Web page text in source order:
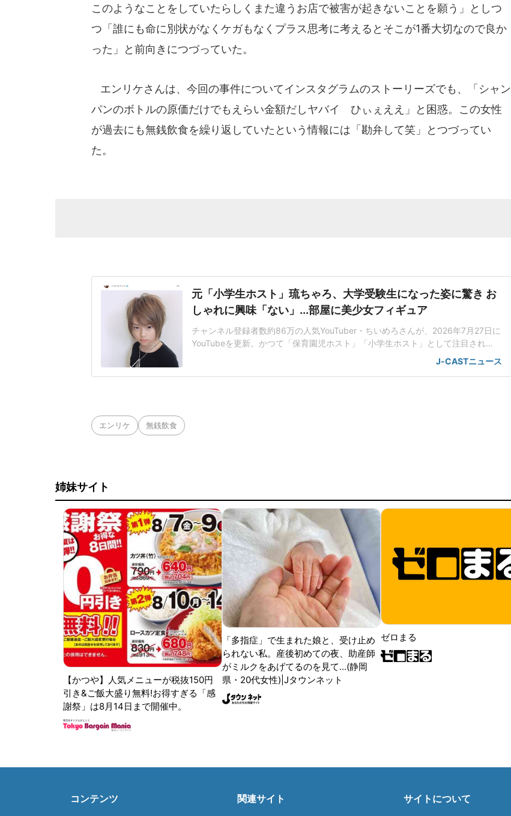
このようなことをしていたらしくまた違うお店で被害が起きないことを願う」としつ
つ「誰にも命に別状がなくケガもなくプラス思考に考えるとそこが1番大切なので良か
った」と前向きにつづっていた。
エンリケさんは、今回の事件についてインスタグラムのストーリーズでも、「シャン
パンのボトルの原価だけでもえらい金額だしヤバイ ひぃぇええ」と困惑。この女性
が過去にも無銭飲食を繰り返していたという情報には「勘弁して笑」とつづってい
た。
元「小学生ホスト」琉ちゃろ、大学受験生になった姿に驚き お
しゃれに興味「ない」...部屋に美少女フィギュア
チャンネル登録者数約86万の人気YouTuber・ちいめろさんが、2026年7月27日に
YouTubeを更新。かつて「保育園児ホスト」「小学生ホスト」として注目され
た、息子の琉ちゃろさんの「ルームツアー」を公開した。「家の勉強時間より
も、塾とか行っとる方が長い」大学受験生になったという琉ちゃろさん。幼い頃
J-CASTニュース
エンリケ 無銭飲食
姉妹サイト
【かつや】人気メニューが税抜150円
引き&ご飯大盛り無料!お得すぎる「感
謝祭」は8月14日まで開催中。
「多指症」で生まれた娘と、受け止め
られない私。産後初めての夜、助産師
がミルクをあげてるのを見て...(静岡
県・20代女性)|Jタウンネット
ゼロまる
コンテンツ 関連サイト サイトについて